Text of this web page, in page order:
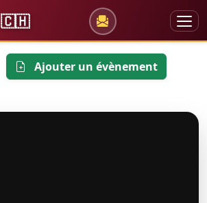
🇨🇭
Ajouter un évènement